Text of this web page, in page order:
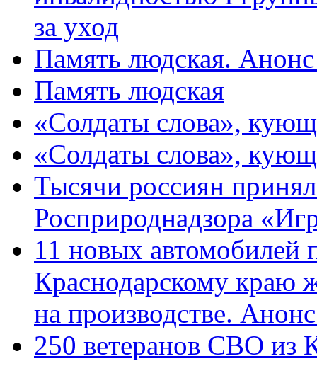
за уход
Память людская.
Память людская
«Солдаты слова»,
«Солдаты слова»,
Тысячи россиян
Росприроднадзора
11 новых автомобилей
Краснодарскому краю
на производстве.
250 ветеранов СВО из